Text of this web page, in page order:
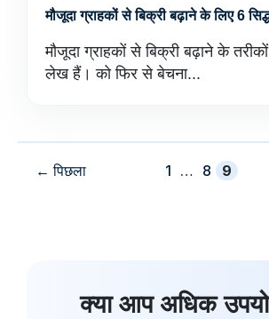
मौजूदा ग्राहकों से बिक्री बढ़ाने के लिए 6
मौजूदा ग्राहकों से बिक्री बढ़ाने के
लेख हैं। को फिर से बेचना...
← पिछला पृष्ठ
1 … पृष्ठ
8 पृष्ठ
9
क्या आप अधिक